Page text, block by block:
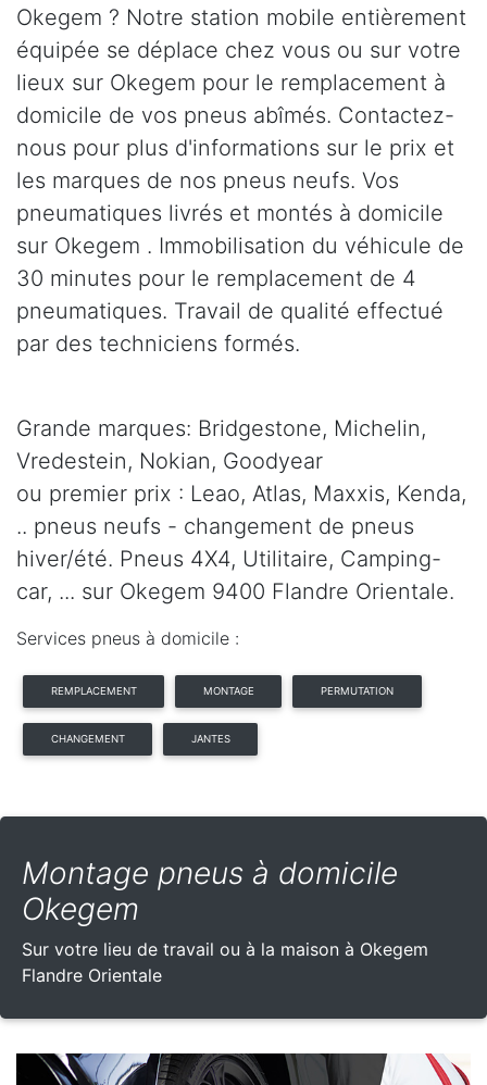
Okegem ? Notre station mobile entièrement
équipée se déplace chez vous ou sur votre
lieux sur Okegem pour le remplacement à
domicile de vos pneus abîmés. Contactez-
nous pour plus d'informations sur le prix et
les marques de nos pneus neufs. Vos
pneumatiques livrés et montés à domicile
sur Okegem . Immobilisation du véhicule de
30 minutes pour le remplacement de 4
pneumatiques. Travail de qualité effectué
par des techniciens formés.
Grande marques: Bridgestone, Michelin,
Vredestein, Nokian, Goodyear
ou premier prix : Leao, Atlas, Maxxis, Kenda,
.. pneus neufs - changement de pneus
hiver/été. Pneus 4X4, Utilitaire, Camping-
car, ... sur Okegem 9400 Flandre Orientale.
Services pneus à domicile :
REMPLACEMENT MONTAGE PERMUTATION
CHANGEMENT JANTES
Montage pneus à domicile
Okegem
Sur votre lieu de travail ou à la maison à Okegem
Flandre Orientale